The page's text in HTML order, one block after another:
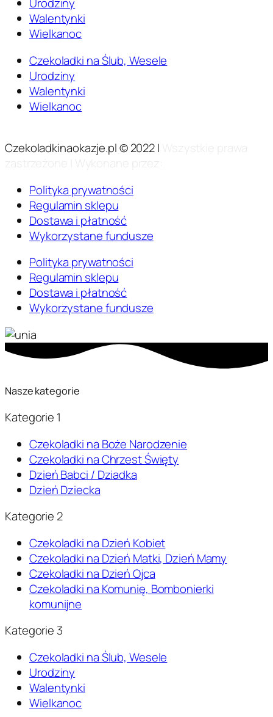
Walentynki
Wielkanoc
Czekoladki na Ślub, Wesele
Urodziny
Walentynki
Wielkanoc
Czekoladkinaokazje.pl © 2022 |
Polityka prywatności
Regulamin sklepu
Dostawa i płatność
Wykorzystane fundusze
Polityka prywatności
Regulamin sklepu
Dostawa i płatność
Wykorzystane fundusze
Nasze kategorie
Kategorie 1
Czekoladki na Boże Narodzenie
Czekoladki na Chrzest Święty
Dzień Babci / Dziadka
Dzień Dziecka
Kategorie 2
Czekoladki na Dzień Kobiet
Czekoladki na Dzień Matki, Dzień Mamy
Czekoladki na Dzień Ojca
Czekoladki na Komunię, Bombonierki
komunijne
Kategorie 3
Czekoladki na Ślub, Wesele
Urodziny
Walentynki
Wielkanoc